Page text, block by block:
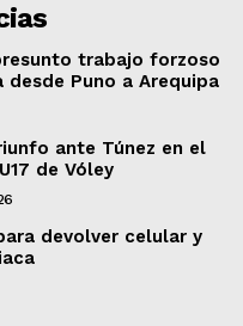
trabajo forzoso
Puno a Arequipa
ante Túnez en el
de Vóley
devolver celular y